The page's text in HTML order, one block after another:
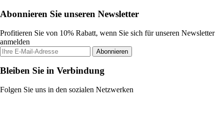
Abonnieren Sie unseren Newsletter
Profitieren Sie von 10% Rabatt, wenn Sie sich für unseren Newsletter
anmelden
Abonnieren
Bleiben Sie in Verbindung
Folgen Sie uns in den sozialen Netzwerken